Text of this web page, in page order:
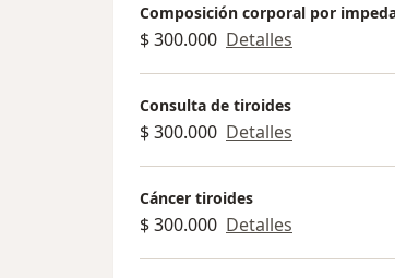
Composición corporal por
$ 300.000 Detalles
Consulta de tiroides
$ 300.000 Detalles
Cáncer tiroides
$ 300.000 Detalles